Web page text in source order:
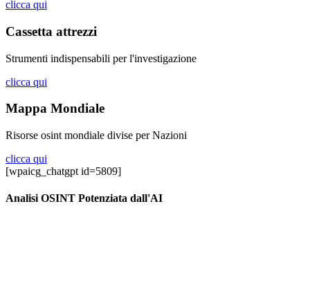
clicca qui
Cassetta attrezzi
Strumenti indispensabili per l'investigazione
clicca qui
Mappa Mondiale
Risorse osint mondiale divise per Nazioni
clicca qui
[wpaicg_chatgpt id=5809]
Analisi OSINT Potenziata dall'AI